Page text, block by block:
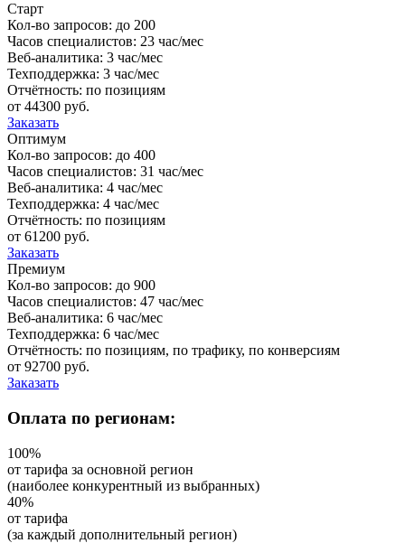
Старт
Кол-во запросов: до 200
Часов специалистов: 23 час/мес
Веб-аналитика: 3 час/мес
Техподдержка: 3 час/мес
Отчётность: по позициям
от 44300 руб.
Заказать
Оптимум
Кол-во запросов: до 400
Часов специалистов: 31 час/мес
Веб-аналитика: 4 час/мес
Техподдержка: 4 час/мес
Отчётность: по позициям
от 61200 руб.
Заказать
Премиум
Кол-во запросов: до 900
Часов специалистов: 47 час/мес
Веб-аналитика: 6 час/мес
Техподдержка: 6 час/мес
Отчётность: по позициям, по трафику, по конверсиям
от 92700 руб.
Заказать
Оплата по регионам:
100%
от тарифа за основной регион
(наиболее конкурентный из выбранных)
40%
от тарифа
(за каждый дополнительный регион)